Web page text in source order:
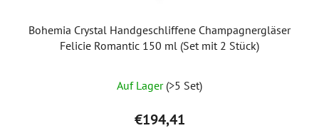
Bohemia Crystal Handgeschliffene Champagnergläser
Felicie Romantic 150 ml (Set mit 2 Stück)
Auf Lager (>5 Set)
€194,41